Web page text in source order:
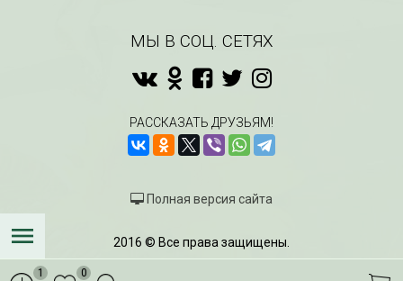
МЫ В СОЦ. СЕТЯХ
РАССКАЗАТЬ ДРУЗЬЯМ!
Полная версия сайта
2016 © Все права защищены.
1 0